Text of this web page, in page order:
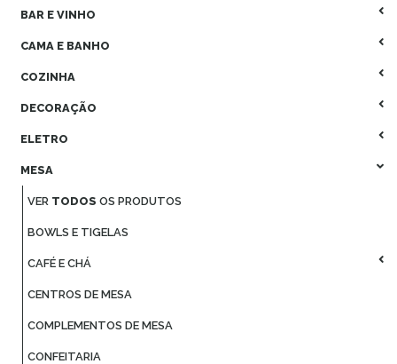
BAR E VINHO
CAMA E BANHO
COZINHA
DECORAÇÃO
ELETRO
MESA
VER TODOS OS PRODUTOS
BOWLS E TIGELAS
CAFÉ E CHÁ
CENTROS DE MESA
COMPLEMENTOS DE MESA
CONFEITARIA